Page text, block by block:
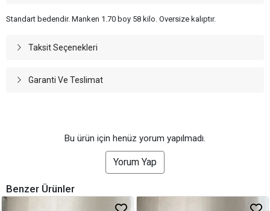
Standart bedendir. Manken 1.70 boy 58 kilo. Oversize kalıptır.
Taksit Seçenekleri
Garanti Ve Teslimat
Bu ürün için henüz yorum yapılmadı.
Yorum Yap
Benzer Ürünler